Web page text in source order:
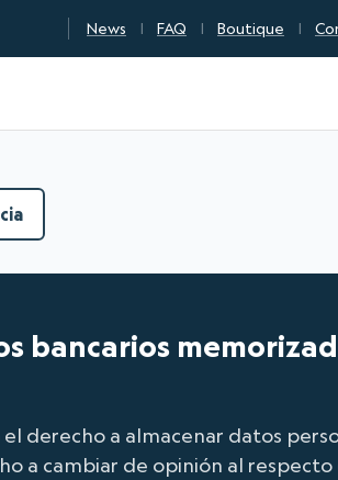
News FAQ Boutique
bancarios
el derecho a almacenar datos
a cambiar de opinión al